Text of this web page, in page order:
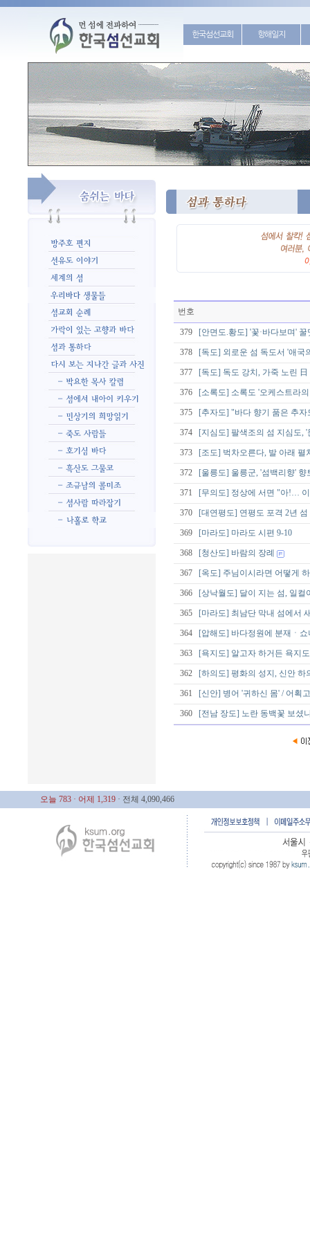
한국섬선교회 항해일지
번호
379 [안면도.황도] '꽃·바다보며'
378 [독도] 외로운 섬 독도서 '애국
377 [독도] 독도 강치, 가죽 노린
376 [소록도] 소록도 '오케스트라
375 [추자도] "바다 향기 품은 추자
374 [지심도] 팔색조의 섬 지심도, '
373 [조도] 벅차오른다, 발 아래 펼
372 [울릉도] 울릉군, '섬백리향' 향
371 [무의도] 정상에 서면 "아!…
370 [대연평도] 연평도 포격 2년
369 [마라도] 마라도 시편 9-10
368 [청산도] 바람의 장례
367 [옥도] 주님이시라면 어떻게
366 [상낙월도] 달이 지는 섬, 일컬
365 [마라도] 최남단 막내 섬에서
364 [압해도] 바다정원에 분재ㆍ
363 [욕지도] 알고자 하거든 욕지
362 [하의도] 평화의 성지, 신안 하
361 [신안] 병어 '귀하신 몸' / 어획
360 [전남 장도] 노란 동백꽃 보셨
오늘 783 · 어제 1,319 · 전체 4,090,466